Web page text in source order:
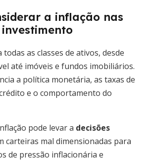
a inflação nas
as classes de ativos, desde
até imóveis e fundos imobiliários.
a política monetária, as taxas de
e o comportamento do
pode levar a decisões
carteiras mal dimensionadas para
de pressão inflacionária e